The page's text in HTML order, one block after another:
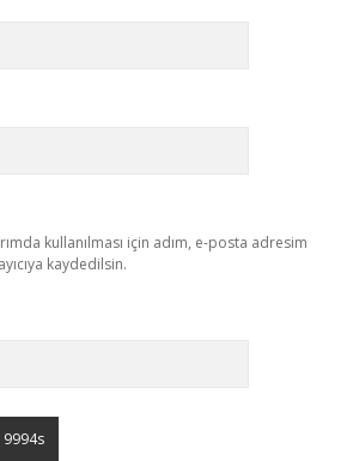
kullanılması için adım, e-posta adresim
kaydedilsin.